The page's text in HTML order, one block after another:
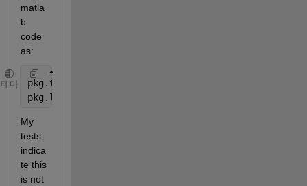
matla
b
code
as:
테마
pkg.toplevelfun
pkg.lowerlevelfun
My
tests
indica
te this
is not